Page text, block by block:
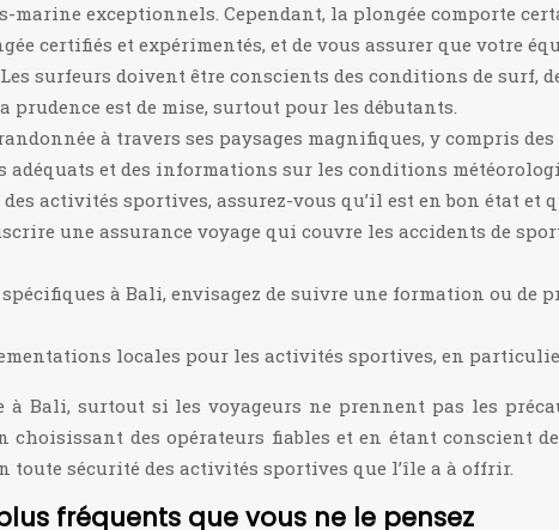
marine exceptionnels. Cependant, la plongée comporte
certifiés et expérimentés, et de vous assurer que votre
surfeurs doivent être conscients des conditions de surf,
est de mise, surtout pour les débutants.
à travers ses paysages magnifiques, y compris
adéquats et des informations sur les conditions
activités sportives, assurez-vous qu’il est en bon état et
une assurance voyage qui couvre les accidents de
à Bali, envisagez de suivre une formation ou de
locales pour les activités sportives, en
Bali, surtout si les voyageurs ne prennent pas les
choisissant des opérateurs fiables et en étant conscient
toute sécurité des activités sportives que l’île a à offrir.
fréquents que vous ne le pensez